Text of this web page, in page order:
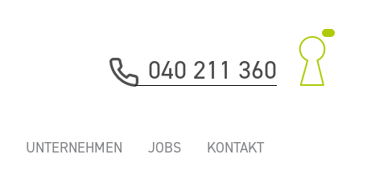
040 211 360
UNTERNEHMEN JOBS KONTAKT